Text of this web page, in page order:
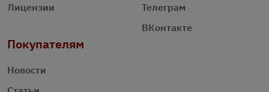
Лицензии
Телеграм
ВКонтакте
Покупателям
Новости